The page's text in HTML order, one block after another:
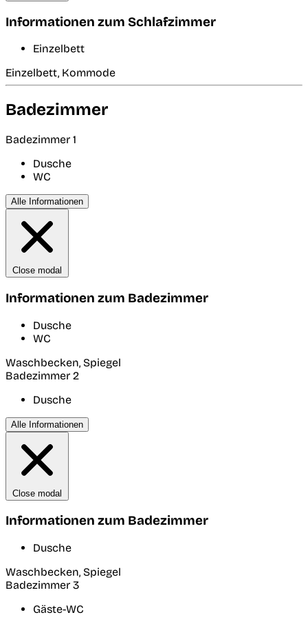
Informationen zum Schlafzimmer
Einzelbett
Einzelbett, Kommode
Badezimmer
Badezimmer 1
Dusche
WC
Alle Informationen
Close modal
Informationen zum Badezimmer
Dusche
WC
Waschbecken, Spiegel
Badezimmer 2
Dusche
Alle Informationen
Close modal
Informationen zum Badezimmer
Dusche
Waschbecken, Spiegel
Badezimmer 3
Gäste-WC